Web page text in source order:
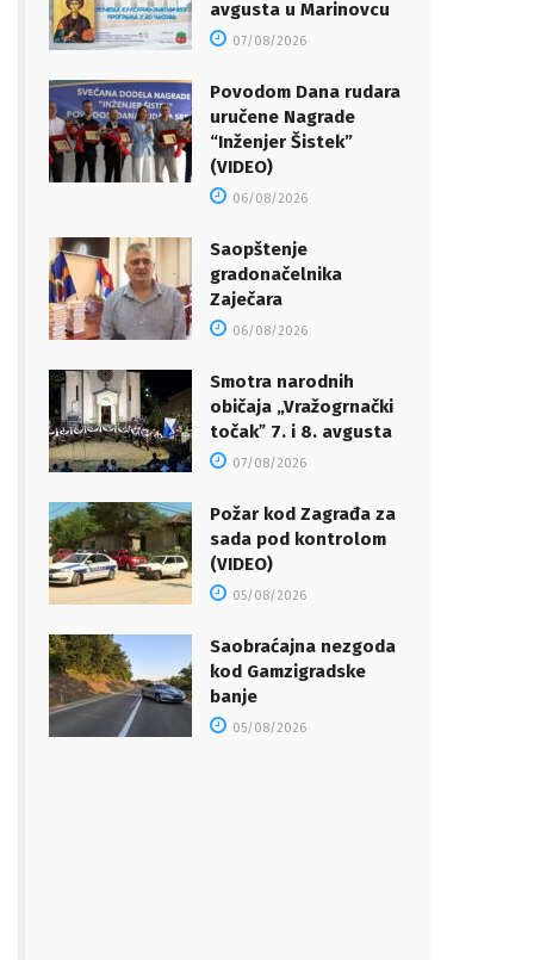
avgusta u Marinovcu
07/08/2026
Povodom Dana rudara
uručene Nagrade
“Inženjer Šistek”
(VIDEO)
06/08/2026
Saopštenje
gradonačelnika
Zaječara
06/08/2026
Smotra narodnih
običaja „Vražogrnački
točakˮ 7. i 8. avgusta
07/08/2026
Požar kod Zagrađa za
sada pod kontrolom
(VIDEO)
05/08/2026
Saobraćajna nezgoda
kod Gamzigradske
banje
05/08/2026